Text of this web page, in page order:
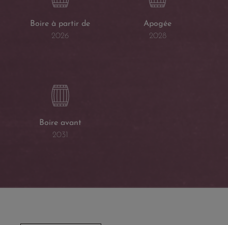
Boire à partir de
2026
Apogée
2028
Boire avant
2031